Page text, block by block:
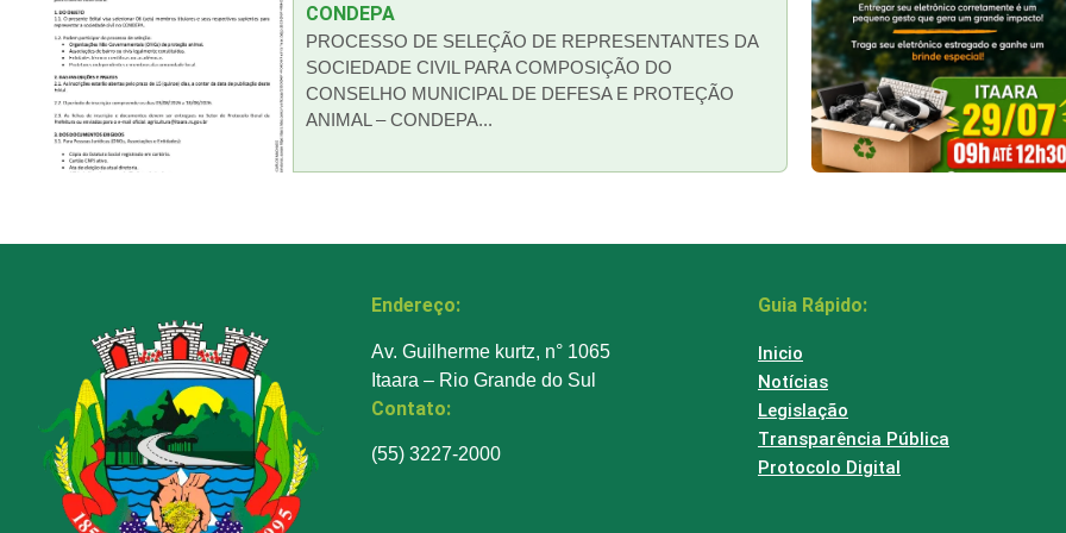
CONDEPA
PROCESSO DE SELEÇÃO DE REPRESENTANTES DA
SOCIEDADE CIVIL PARA COMPOSIÇÃO DO
CONSELHO MUNICIPAL DE DEFESA E PROTEÇÃO
ANIMAL – CONDEPA...
Endereço:
Av. Guilherme kurtz, n° 1065
Itaara – Rio Grande do Sul
Contato:
(55) 3227-2000
Guia Rápido:
Inicio
Notícias
Legislação
Transparência Pública
Protocolo Digital